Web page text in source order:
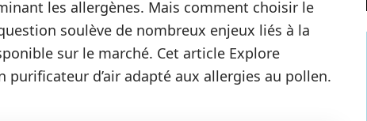
les allergènes. Mais comment choisir le
soulève de nombreux enjeux liés à la
sur le marché. Cet article Explore
purificateur d’air adapté aux allergies au pollen.